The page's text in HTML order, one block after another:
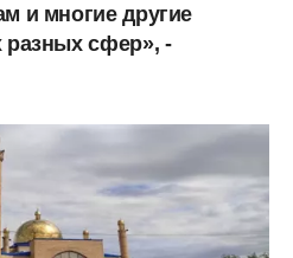
и многие другие
сфер», -